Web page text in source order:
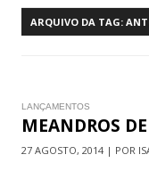
ARQUIVO DA TAG:
LANÇAMENTOS
MEANDROS
27 AGOSTO, 2014 | POR